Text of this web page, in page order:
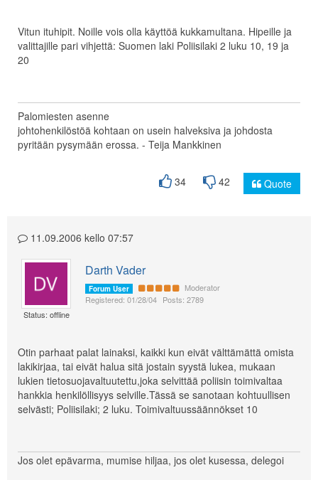
Vitun ituhipit. Noille vois olla käyttöä kukkamultana. Hipeille ja
valittajille pari vihjettä: Suomen laki Poliisilaki 2 luku 10, 19 ja
20
Palomiesten asenne
johtohenkilöstöä kohtaan on usein halveksiva ja johdosta
pyritään pysymään erossa. - Teija Mankkinen
34 42 Quote
11.09.2006 kello 07:57
Status: offline
Darth Vader
Forum User
Moderator
Registered: 01/28/04 Posts: 2789
Otin parhaat palat lainaksi, kaikki kun eivät välttämättä omista
lakikirjaa, tai eivät halua sitä jostain syystä lukea, mukaan
lukien tietosuojavaltuutettu,joka selvittää poliisin toimivaltaa
hankkia henkilöllisyys selville.Tässä se sanotaan kohtuullisen
selvästi; Poliisilaki; 2 luku. Toimivaltuussäännökset 10
Jos olet epävarma, mumise hiljaa, jos olet kusessa, delegoi